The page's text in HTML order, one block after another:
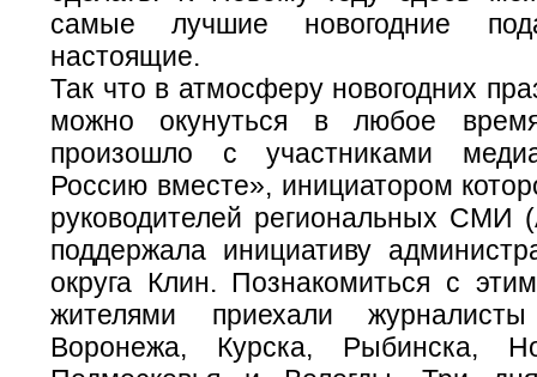
самые лучшие новогодние
настоящие.
Так что в атмосферу новогодних
можно окунуться в любое
произошло с участниками
Россию вместе», инициатором
руководителей региональных
поддержала инициативу
округа Клин. Познакомиться с
жителями приехали
Воронежа, Курска, Рыбинска,